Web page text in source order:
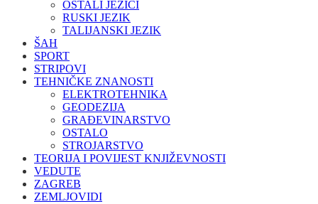
OSTALI JEZICI
RUSKI JEZIK
TALIJANSKI JEZIK
ŠAH
SPORT
STRIPOVI
TEHNIČKE ZNANOSTI
ELEKTROTEHNIKA
GEODEZIJA
GRAĐEVINARSTVO
OSTALO
STROJARSTVO
TEORIJA I POVIJEST KNJIŽEVNOSTI
VEDUTE
ZAGREB
ZEMLJOVIDI